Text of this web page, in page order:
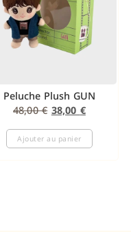
Peluche Plush GUN
48,00€ 38,00 €
Ajouter au panier